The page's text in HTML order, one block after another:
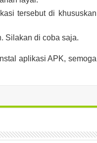
tersebut di khususkan
Silakan di coba saja.
aplikasi APK, semoga